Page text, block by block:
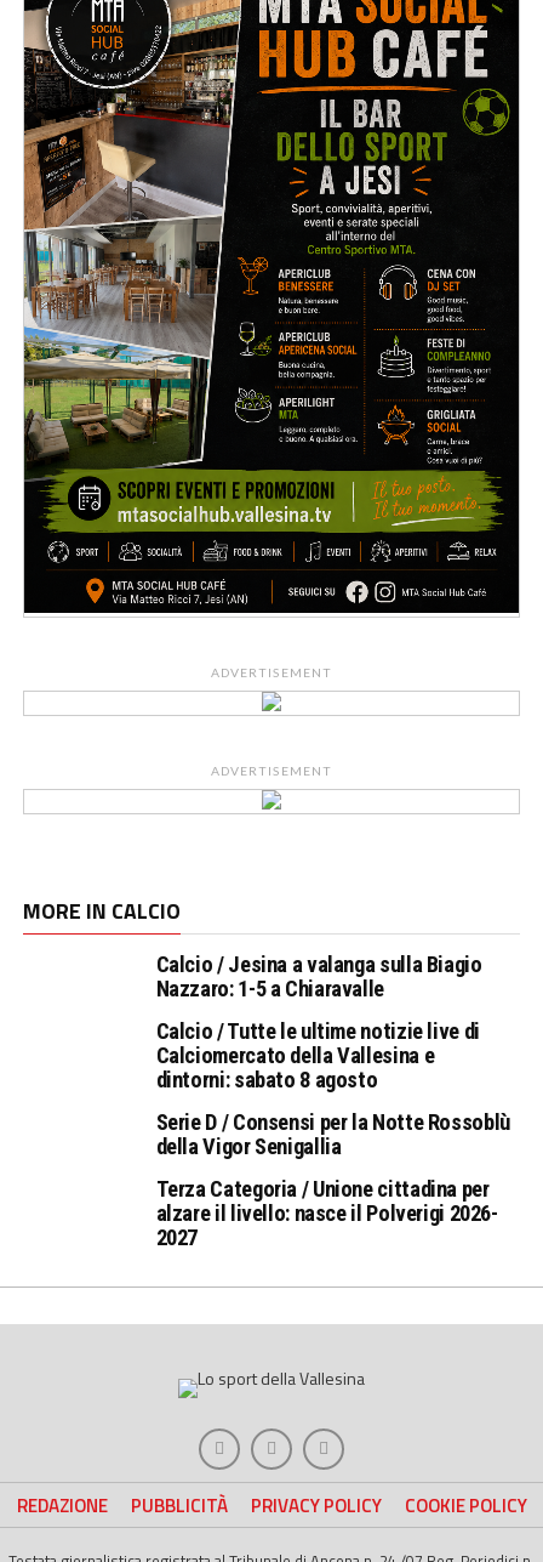
ADVERTISEMENT
ADVERTISEMENT
MORE IN CALCIO
Calcio / Jesina a valanga sulla Biagio
Nazzaro: 1-5 a Chiaravalle
Calcio / Tutte le ultime notizie live di
Calciomercato della Vallesina e
dintorni: sabato 8 agosto
Serie D / Consensi per la Notte Rossoblù
della Vigor Senigallia
Terza Categoria / Unione cittadina per
alzare il livello: nasce il Polverigi 2026-
2027
REDAZIONE PUBBLICITÀ PRIVACY POLICY COOKIE POLICY